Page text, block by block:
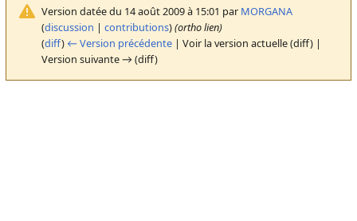
Version datée du 14 août 2009 à 15:01 par MORGANA
(discussion | contributions)(ortho lien)
(diff) ← Version précédente| Voir la version actuelle (diff) |
Version suivante → (diff)